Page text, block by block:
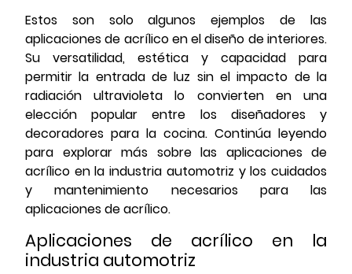
Estos son solo algunos ejemplos de las
aplicaciones de acrílico en el diseño de interiores.
Su versatilidad, estética y capacidad para
permitir la entrada de luz sin el impacto de la
radiación ultravioleta lo convierten en una
elección popular entre los diseñadores y
decoradores para la cocina. Continúa leyendo
para explorar más sobre las aplicaciones de
acrílico en la industria automotriz y los cuidados
y mantenimiento necesarios para las
aplicaciones de acrílico.
Aplicaciones de acrílico en la
industria automotriz